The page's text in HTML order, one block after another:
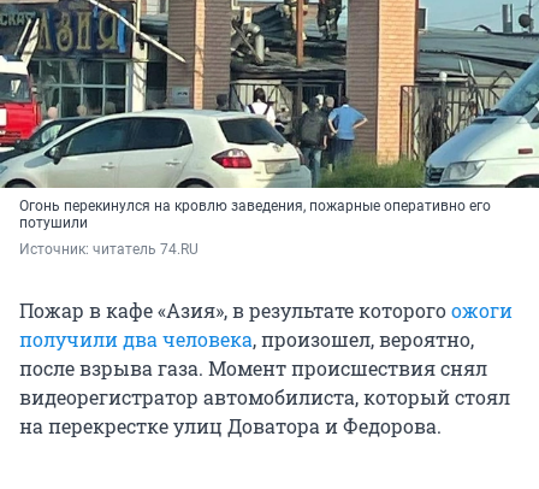
Огонь перекинулся на кровлю заведения, пожарные оперативно его
потушили
Источник: читатель 74.RU
Пожар в кафе «Азия», в результате которогоожоги
получили два человека, произошел, вероятно,
после взрыва газа. Момент происшествия снял
видеорегистратор автомобилиста, который стоял
на перекрестке улиц Доватора и Федорова.